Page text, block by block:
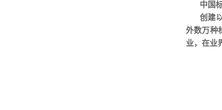
中国
创建
外数万种
业，在业